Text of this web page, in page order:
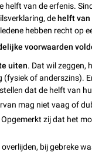
van de erfenis.
de helft van
hebben recht op
voorwaarden
uiten. Dat wil zeggen,
of anderszins).
dat de helft van
mag niet vaag of
zij dat het
bij gebreke